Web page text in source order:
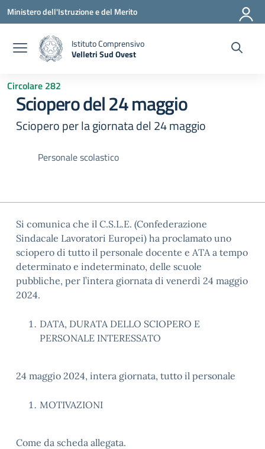
Vai ai contenuti
Vai al menu di navigazione
Vai al footer
Ministero dell'Istruzione e del Merito
Istituto Comprensivo
Velletri Sud Ovest
Circolare 282
Sciopero del 24 maggio
Sciopero per la giornata del 24 maggio
Personale scolastico
Si comunica che il C.S.L.E. (Confederazione
Sindacale Lavoratori Europei) ha proclamato uno
sciopero di tutto il personale docente e ATA a tempo
determinato e indeterminato, delle scuole
pubbliche, per l’intera giornata di venerdì 24 maggio
2024.
DATA, DURATA DELLO SCIOPERO E
PERSONALE INTERESSATO
24 maggio 2024, intera giornata, tutto il personale
MOTIVAZIONI
Come da scheda allegata.